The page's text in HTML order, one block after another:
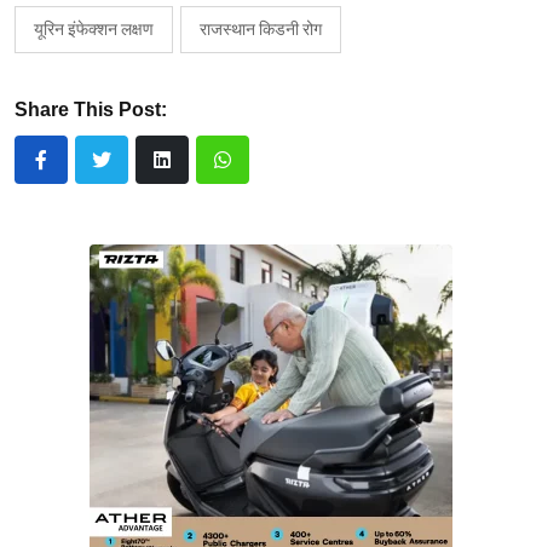
यूरिन इंफेक्शन लक्षण राजस्थान किडनी रोग
Share This Post: